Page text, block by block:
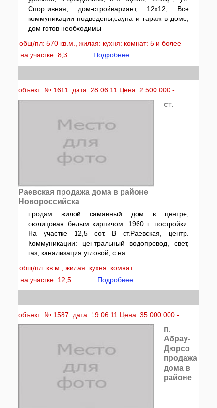
Спортивная, дом-стройвариант, 12х12, Все
коммуникации подведены,сауна и гараж в доме,
дом готов необходимы
общ/пл: 570 кв.м., жилая: кухня: комнат: 5 и более
на участке: 8,3
Подробнее
объект: № 1611 дата: 28.06.11 Цена: 2 500 000 -
ст.
Раевская продажа дома в районе
Новороссийска
продам жилой саманный дом в центре,
оюлицован белым кирпичом, 1960 г. постройки.
На участке 12,5 сот. В ст.Раевская, центр.
Коммуникации: центральный водопровод, свет,
газ, канализация угловой, с на
общ/пл: кв.м., жилая: кухня: комнат:
на участке: 12,5
Подробнее
объект: № 1587 дата: 19.06.11 Цена: 35 000 000 -
п.
Абрау-
Дюрсо
продажа
дома в
районе